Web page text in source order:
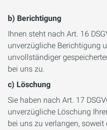
b) Berichtigung
Ihnen steht nach Art. 16
unverzügliche Berichtigung
unvollständiger
bei uns zu.
c) Löschung
Sie haben nach Art. 17
unverzügliche Löschung
bei uns zu verlangen,